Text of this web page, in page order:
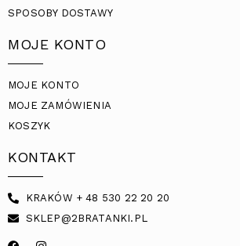
SPOSOBY DOSTAWY
MOJE KONTO
MOJE KONTO
MOJE ZAMÓWIENIA
KOSZYK
KONTAKT
KRAKÓW + 48 530 22 20 20
SKLEP@2BRATANKI.PL